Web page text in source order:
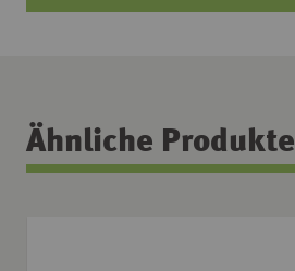
Ähnliche Produkte